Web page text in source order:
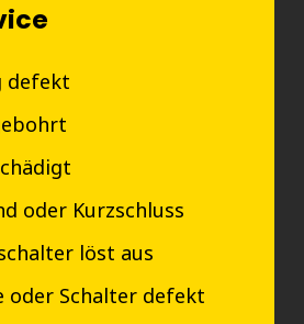
defekt
oder Kurzschluss
löst aus
oder Schalter defekt